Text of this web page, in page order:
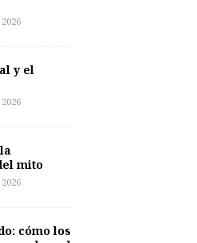
y el
mito
cómo los